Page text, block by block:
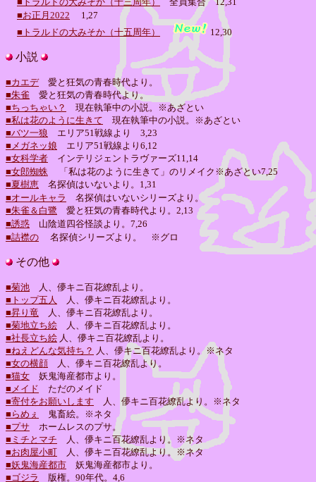
■お正月2022
1,27
■トラルドの大みそか（十五周年）
12,30
小説
■カエデ愛と狂気の青春時代より。
■朱雀 愛と狂気の青春時代より。
■ちっちゃい？
現在執筆中の小説。※あざとい
■私は花のように生きて 現在執筆中の小説。※あざとい
■バツ一狼 エリア51戦線より 3,23
■メガネッ娘 エリア51戦線より6,12
■女科学者 インテリジェントラヴァーズ11,14
■女郎蜘蛛
「私は花のように生きて」のリメイク※あざとい7,25
■夏樹恵 名探偵はいないより。1,31
■オールキャラ
名探偵はいないシリーズより。
■朱雀＆白鷺 愛と狂気の青春時代より。2,13
■誘惑 山陰道四谷怪談より。7,26
■詰襟の
名探偵シリーズより。 ※グロ
その他
■菊池 人、儚キニ百花繚乱より。
■トップ五人
人、儚キニ百花繚乱より。
■昇り竜 人、儚キニ百花繚乱より。
■菊地立ち絵 人、儚キニ百花繚乱より。
■社長立ち絵 人、儚キニ百花繚乱より。
■ねえどんな気持ち？ 人、儚キニ百花繚乱より。※ネタ
■女の横顔 人、儚キニ百花繚乱より。
■猫女 妖鬼海産都市より。
■メイド ただのメイド
■寄付をお願いします 人、儚キニ百花繚乱より。※ネタ
■らめぇ
鬼畜絵。※ネタ
■プサ ホームレスのプサ。
■ミチとマチ 人、儚キニ百花繚乱より。※ネタ
■お肉屋小町 人、儚キニ百花繚乱より。※ネタ
■妖鬼海産都市 妖鬼海産都市より。
■ゴジラ
版権。90年代。4,6